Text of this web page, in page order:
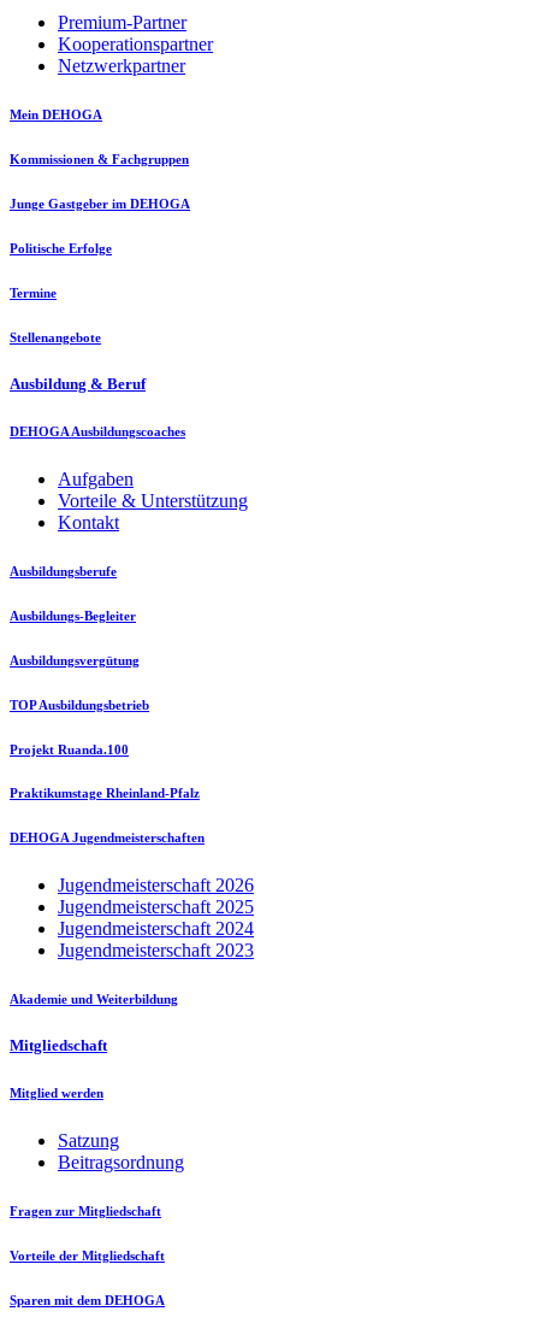
Premium-Partner
Kooperationspartner
Netzwerkpartner
Mein DEHOGA
Kommissionen & Fachgruppen
Junge Gastgeber im DEHOGA
Politische Erfolge
Termine
Stellenangebote
Ausbildung & Beruf
DEHOGA Ausbildungscoaches
Aufgaben
Vorteile & Unterstützung
Kontakt
Ausbildungsberufe
Ausbildungs-Begleiter
Ausbildungsvergütung
TOP Ausbildungsbetrieb
Projekt Ruanda.100
Praktikumstage Rheinland-Pfalz
DEHOGA Jugendmeisterschaften
Jugendmeisterschaft 2026
Jugendmeisterschaft 2025
Jugendmeisterschaft 2024
Jugendmeisterschaft 2023
Akademie und Weiterbildung
Mitgliedschaft
Mitglied werden
Satzung
Beitragsordnung
Fragen zur Mitgliedschaft
Vorteile der Mitgliedschaft
Sparen mit dem DEHOGA